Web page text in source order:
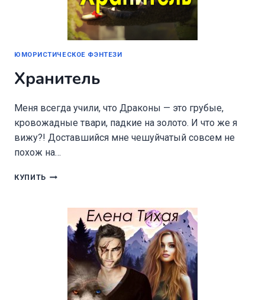
ЮМОРИСТИЧЕСКОЕ ФЭНТЕЗИ
Хранитель
Меня всегда учили, что Драконы — это грубые,
кровожадные твари, падкие на золото. И что же я
вижу?! Доставшийся мне чешуйчатый совсем не
похож на…
КУПИТЬ ХРАНИТЕЛЬ